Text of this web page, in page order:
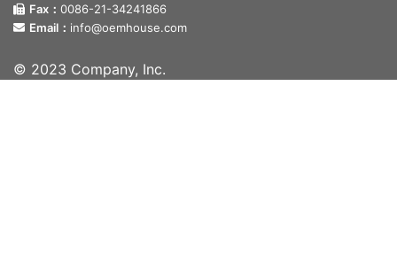
Fax： 0086-21-34241866
Email： info@oemhouse.com
© 2023 Company, Inc.